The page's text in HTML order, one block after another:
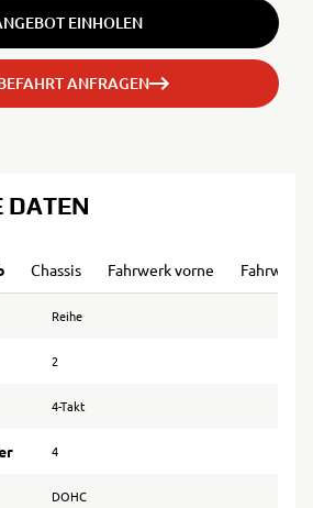
EINHOLEN
ANFRAGEN
DATEN
Chassis Fahrwerk vorne Fahrwerk
Reihe
2
4-Takt
4
DOHC